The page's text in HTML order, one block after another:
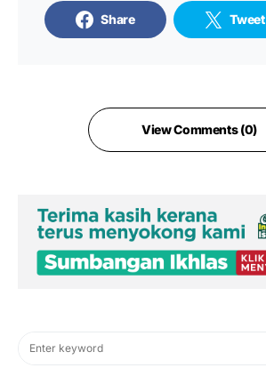
Share Tweet
View Comments (0)